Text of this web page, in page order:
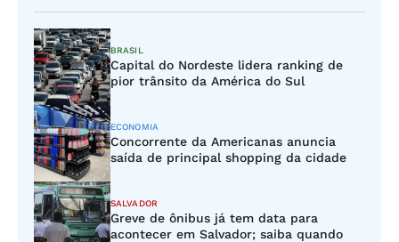
BRASIL
Capital do Nordeste lidera ranking de
pior trânsito da América do Sul
ECONOMIA
Concorrente da Americanas anuncia
saída de principal shopping da cidade
SALVADOR
Greve de ônibus já tem data para
acontecer em Salvador; saiba quando